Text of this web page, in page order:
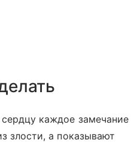
каждое замечание
злости, а показывают